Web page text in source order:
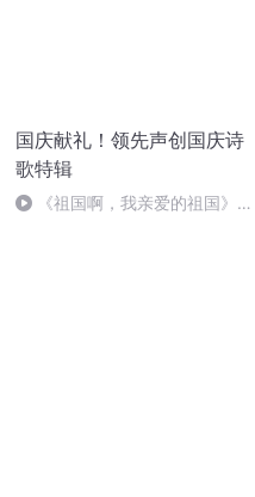
国庆献礼！领先声创国庆诗
歌特辑
《祖国啊，我亲爱的祖国》温